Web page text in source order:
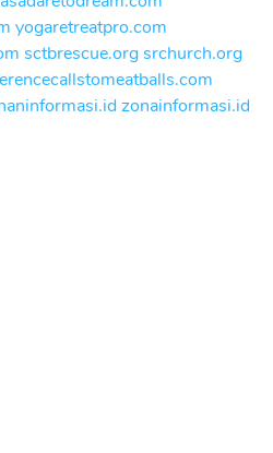
yogaretreatpro.com
sctbrescue.orgsrchurch.org
zonainformasi.id